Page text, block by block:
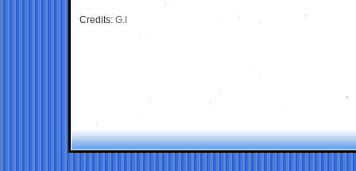
Credits: G.I